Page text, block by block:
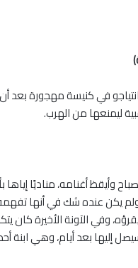
في كنيسة مهجورة بعد
ليمنعها من الهرب.
وأيقظ أغنامه، مناديًا
ولم يكن عنده شك في أنها
وفي الآونة الأخيرة كان
إليها بعد أيام، وهي ابنة